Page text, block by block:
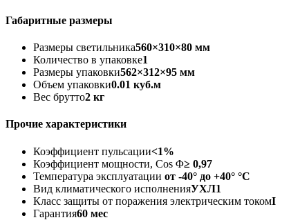
Габаритные размеры
Размеры светильника560×310×80 мм
Количество в упаковке1
Размеры упаковки562×312×95 мм
Объем упаковки0.01 куб.м
Вес брутто2 кг
Прочие характеристики
Коэффициент пульсации<1%
Коэффициент мощности, Cos Φ≥ 0,97
Температура эксплуатации от -40° до +40° °C
Вид климатического исполненияУХЛ1
Класс защиты от поражения электрическим токомI
Гарантия60 мес